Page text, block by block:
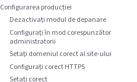
Configurarea producției
Dezactivați modul de depanare
Configurați în mod corespunzător
administratorii
Setați domeniul corect al site-ului
Configurați corect HTTPS
Setați corect